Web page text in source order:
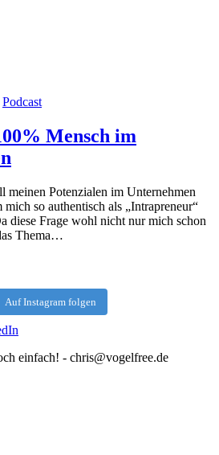
Podcast
Mensch im
meinen Potenzialen im Unternehmen
so authentisch als „Intrapreneur“
diese Frage wohl nicht nur mich schon
Thema…
Auf Instagram folgen
einfach! - chris@vogelfree.de